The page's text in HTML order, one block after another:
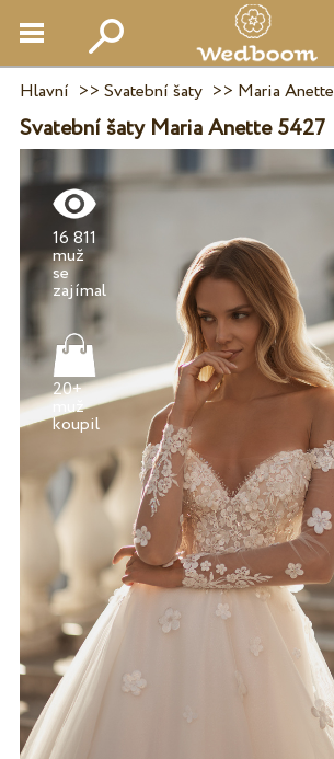
Hlavní >> Svatební šaty>> Maria Anette
Svatební šaty Maria Anette 5427
16 811
muž
se
20+
muž